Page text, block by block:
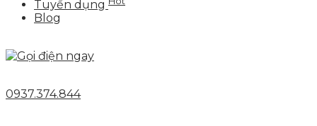
Tuyển dụng
Blog
0937.374.844